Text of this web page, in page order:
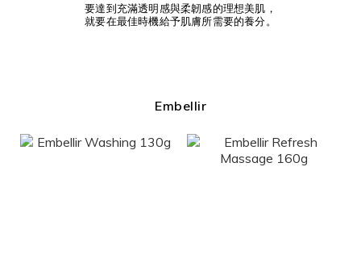
要達到充滿透明感與柔韌感的理想美肌，
就要在最佳時機給予肌膚所需要的養分。
Embellir